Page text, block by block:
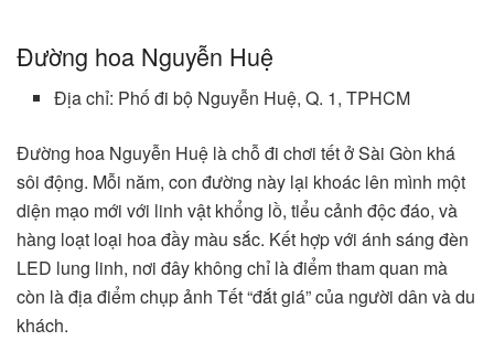
Đường hoa Nguyễn Huệ
Địa chỉ: Phố đi bộ Nguyễn Huệ, Q. 1, TPHCM
Đường hoa Nguyễn Huệ là chỗ đi chơi tết ở Sài Gòn khá
sôi động. Mỗi năm, con đường này lại khoác lên mình một
diện mạo mới với linh vật khổng lồ, tiểu cảnh độc đáo, và
hàng loạt loại hoa đầy màu sắc. Kết hợp với ánh sáng đèn
LED lung linh, nơi đây không chỉ là điểm tham quan mà
còn là địa điểm chụp ảnh Tết “đắt giá” của người dân và du
khách.